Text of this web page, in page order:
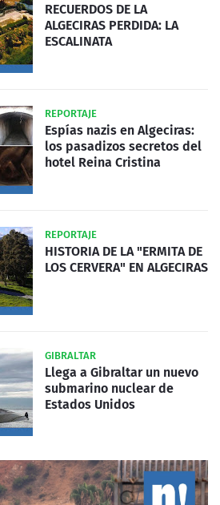
RECUERDOS DE LA
ALGECIRAS PERDIDA: LA
ESCALINATA
REPORTAJE
Espías nazis en Algeciras:
los pasadizos secretos del
hotel Reina Cristina
REPORTAJE
HISTORIA DE LA "ERMITA DE
LOS CERVERA" EN ALGECIRAS
GIBRALTAR
Llega a Gibraltar un nuevo
submarino nuclear de
Estados Unidos